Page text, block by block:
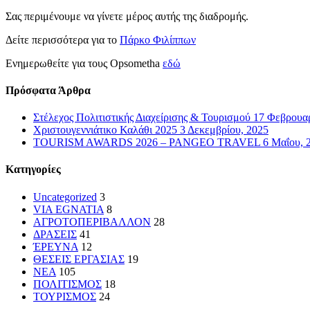
Σας περιμένουμε να γίνετε μέρος αυτής της διαδρομής.
Δείτε περισσότερα για το Πάρκο Φιλίππων
Ενημερωθείτε για τους Opsometha εδώ
Πρόσφατα Άρθρα
Στέλεχος Πολιτιστικής Διαχείρισης & Τουρισμού 17
Χριστουγεννιάτικο Καλάθι 2025 3 Δεκεμβρίου, 2025
TOURISM AWARDS 2026 – PANGEO TRAVEL 6 Μαΐου,
Kατηγορίες
Uncategorized 3
VIA EGNATIA 8
ΑΓΡΟΤΟΠΕΡΙΒΑΛΛΟΝ 28
ΔΡΑΣΕΙΣ 41
ΈΡΕΥΝΑ 12
ΘΕΣΕΙΣ ΕΡΓΑΣΙΑΣ 19
ΝΕΑ 105
ΠΟΛΙΤΙΣΜΟΣ 18
ΤΟΥΡΙΣΜΟΣ 24